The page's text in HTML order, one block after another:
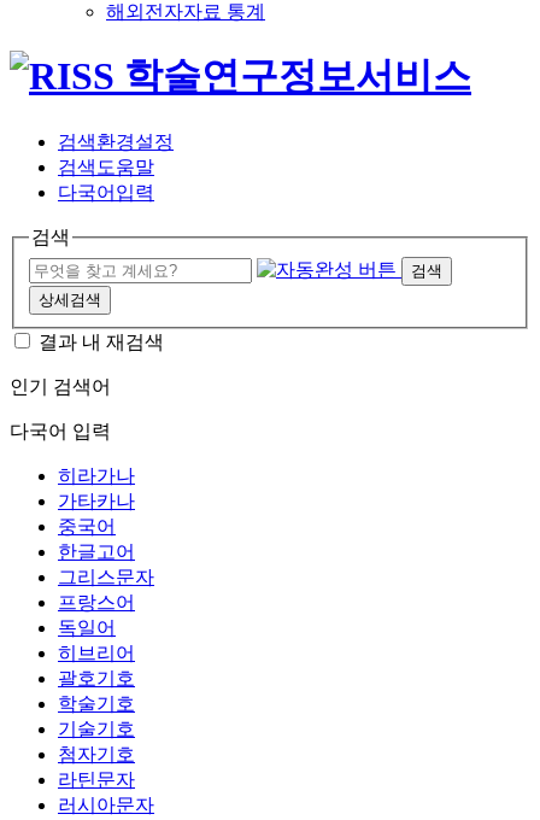
해외전자자료 통계
검색환경설정
검색도움말
다국어입력
검색
검색
상세검색
결과 내 재검색
인기 검색어
다국어 입력
히라가나
가타카나
중국어
한글고어
그리스문자
프랑스어
독일어
히브리어
괄호기호
학술기호
기술기호
첨자기호
라틴문자
러시아문자